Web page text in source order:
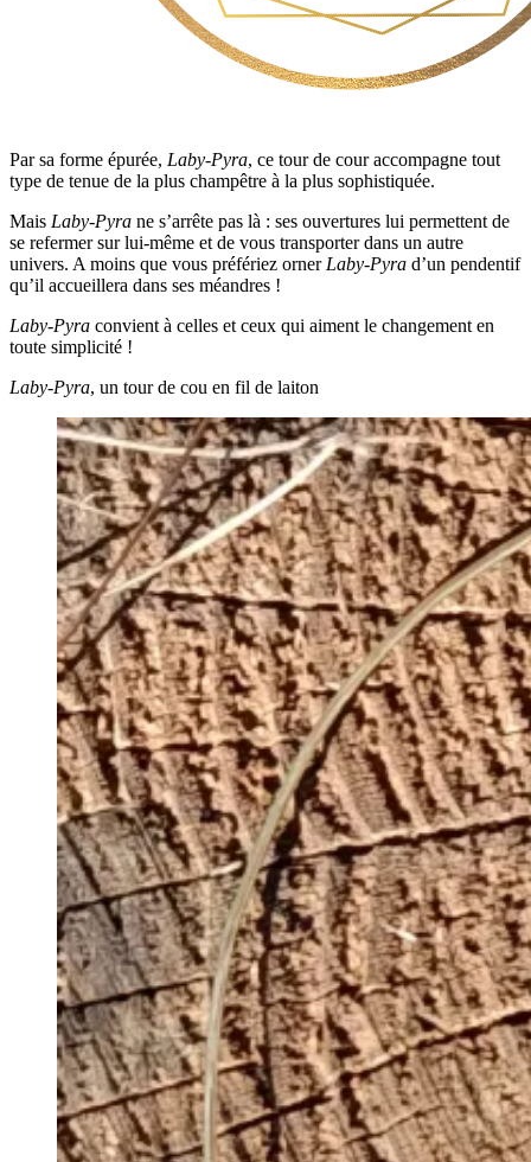
Par sa forme épurée, Laby-Pyra, ce tour de cour accompagne tout
type de tenue de la plus champêtre à la plus sophistiquée.
Mais Laby-Pyra ne s’arrête pas là : ses ouvertures lui permettent de
se refermer sur lui-même et de vous transporter dans un autre
univers. A moins que vous préfériez orner Laby-Pyra d’un pendentif
qu’il accueillera dans ses méandres !
Laby-Pyra convient à celles et ceux qui aiment le changement en
toute simplicité !
Laby-Pyra, un tour de cou en fil de laiton